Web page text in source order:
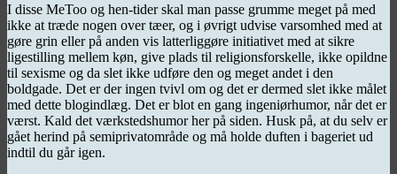
I disse MeToo og hen-tider skal man passe grumme meget på med
ikke at træde nogen over tæer, og i øvrigt udvise varsomhed med at
gøre grin eller på anden vis latterliggøre initiativet med at sikre
ligestilling mellem køn, give plads til religionsforskelle, ikke opildne
til sexisme og da slet ikke udføre den og meget andet i den
boldgade. Det er der ingen tvivl om og det er dermed slet ikke målet
med dette blogindlæg. Det er blot en gang ingeniørhumor, når det er
værst. Kald det værkstedshumor her på siden. Husk på, at du selv er
gået herind på semiprivatområde og må holde duften i bageriet ud
indtil du går igen.